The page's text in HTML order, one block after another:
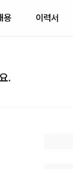
용 이력서
.